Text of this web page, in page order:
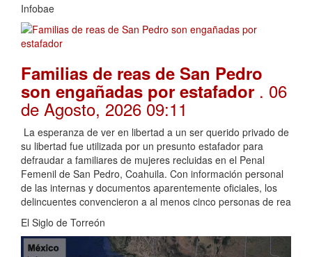
Infobae
Familias de reas de San Pedro
son engañadas por estafador . 06
de Agosto, 2026 09:11
La esperanza de ver en libertad a un ser querido privado de
su libertad fue utilizada por un presunto estafador para
defraudar a familiares de mujeres recluidas en el Penal
Femenil de San Pedro, Coahuila. Con información personal
de las internas y documentos aparentemente oficiales, los
delincuentes convencieron a al menos cinco personas de rea
El Siglo de Torreón